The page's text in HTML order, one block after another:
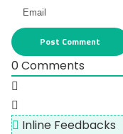
0Comments
Inline Feedbacks